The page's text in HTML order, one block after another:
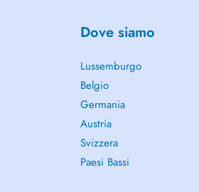
Dove siamo
Lussemburgo
Belgio
Germania
Austria
Svizzera
Paesi Bassi